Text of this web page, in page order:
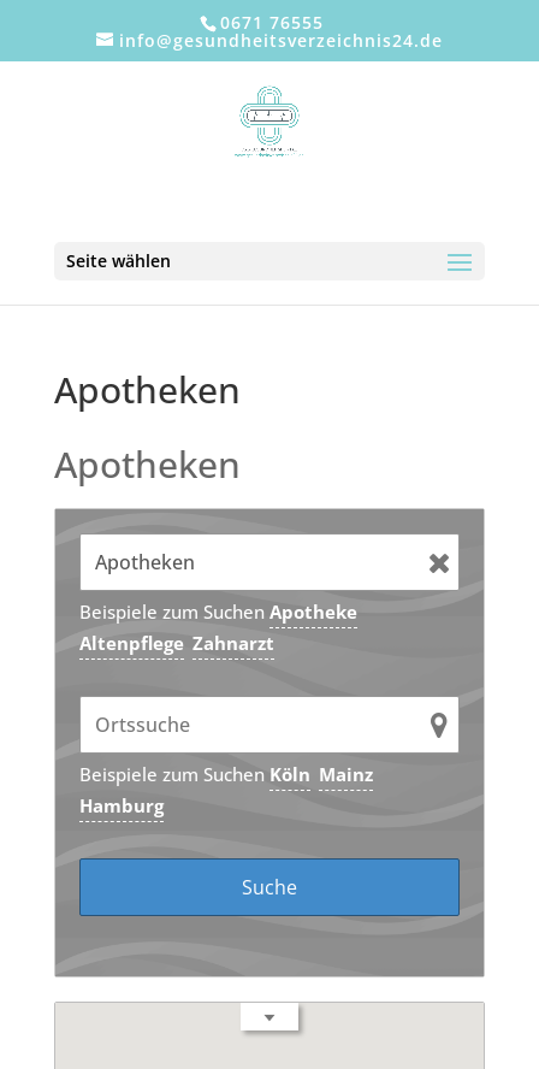
0671 76555
info@gesundheitsverzeichnis24.de
Seite wählen
Apotheken
Apotheken
Beispiele zum Suchen Apotheke
Altenpflege Zahnarzt
Beispiele zum Suchen Köln Mainz
Hamburg